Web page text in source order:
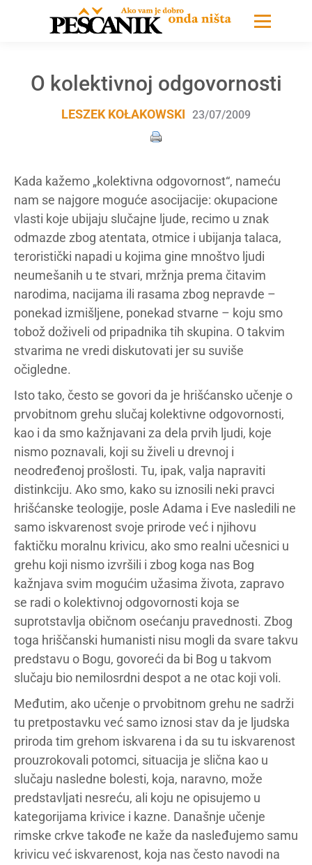
O kolektivnoj odgovornosti
LESZEK KOŁAKOWSKI 23/07/2009
Kada kažemo „kolektivna odgovornost“, nameću
nam se najgore moguće asocijacije: okupacione
vlasti koje ubijaju slučajne ljude, recimo u znak
odmazde zbog atentata, otmice i ubijanja talaca,
teroristički napadi u kojima gine mnoštvo ljudi
neumešanih u te stvari, mržnja prema čitavim
narodima, nacijama ili rasama zbog nepravde –
ponekad izmišljene, ponekad stvarne – koju smo
tobož doživeli od pripadnika tih skupina. O takvim
stvarima ne vredi diskutovati jer su suviše
očigledne.
Isto tako, često se govori da je hrišćansko učenje o
prvobitnom grehu slučaj kolektivne odgovornosti,
kao i da smo kažnjavani za dela prvih ljudi, koje
nismo poznavali, koji su živeli u drevnoj i
neodređenoj prošlosti. Tu, ipak, valja napraviti
distinkciju. Ako smo, kako su iznosili neki pravci
hrišćanske teologije, posle Adama i Eve nasledili ne
samo iskvarenost svoje prirode već i njihovu
faktičku moralnu krivicu, ako smo realni učesnici u
grehu koji nismo izvršili i zbog koga nas Bog
kažnjava svim mogućim užasima života, zapravo
se radi o kolektivnoj odgovornosti koja se
suprotstavlja običnom osećanju pravednosti. Zbog
toga hriščanski humanisti nisu mogli da svare takvu
predstavu o Bogu, govoreći da bi Bog u takvom
slučaju bio nemilosrdni despot a ne otac koji voli.
Međutim, ako učenje o prvobitnom grehu ne sadrži
tu pretpostavku već samo iznosi stav da je ljudska
priroda tim grehom iskvarena i da su tu iskvarenost
prouzrokovali potomci, situacija je slična kao u
slučaju nasledne bolesti, koja, naravno, može
predstavljati nesreću, ali koju ne opisujemo u
kategorijama krivice i kazne. Današnje učenje
rimske crkve takođe ne kaže da nasleđujemo samu
krivicu već iskvarenost, koja nas često navodi na